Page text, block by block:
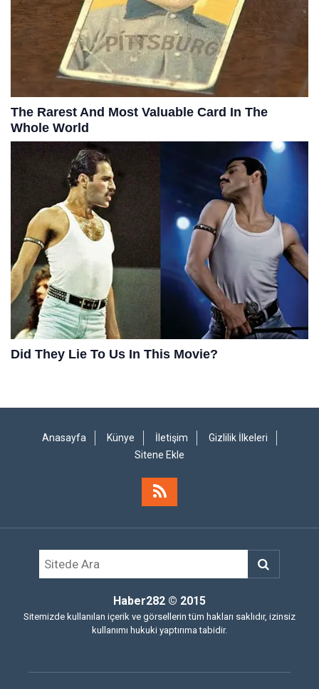
Anasayfa Künye İletişim
Gizlilik İlkeleri
Sitene Ekle
Haber282 © 2015
Sitemizde kullanılan içerik ve görsellerin tüm hakları saklıdır, izinsiz
kullanımı hukuki yaptırıma tabidir.